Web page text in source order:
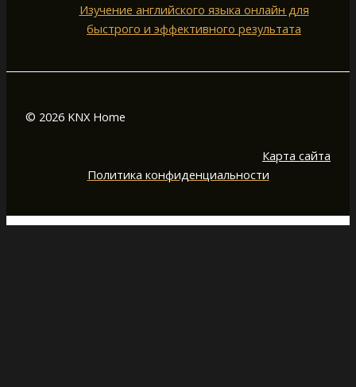
Изучение английского языка онлайн для
быстрого и эффективного результата
© 2026 KNX Home
Карта сайта
Политика конфиденциальности